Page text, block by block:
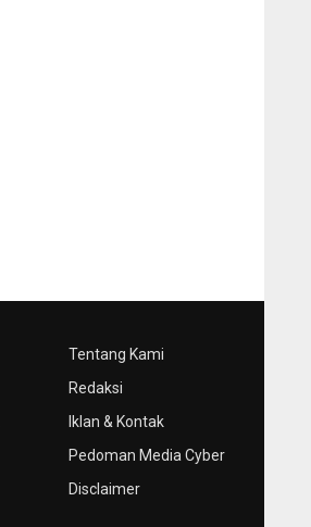
Tentang Kami
Redaksi
Iklan & Kontak
Pedoman Media Cyber
Disclaimer